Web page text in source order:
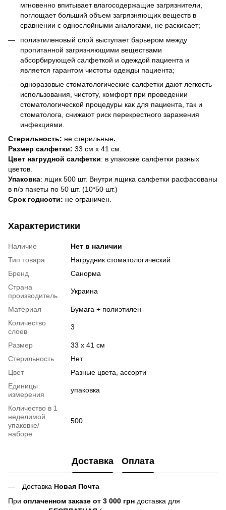
мгновенно впитывает влагосодержащие загрязнители,
поглощает больший объем загрязняющих веществ в
сравнении с однослойными аналогами, не раскисает;
полиэтиленовый слой выступает барьером между
пропитанной загрязняющими веществами
абсорбирующей салфеткой и одеждой пациента и
является гарантом чистоты одежды пациента;
одноразовые стоматологические салфетки дают легкость
использования, чистоту, комфорт при проведении
стоматологической процедуры как для пациента, так и
стоматолога, снижают риск перекрестного заражения
инфекциями.
Стерильность: не стерильные.
Размер салфетки: 33 см х 41 см.
Цвет нагрудной салфетки: в упаковке салфетки разных
цветов.
Упаковка: ящик 500 шт. Внутри ящика салфетки расфасованы
в п/э пакеты по 50 шт. (10*50 шт.)
Срок годности: не ограничен.
Характеристики
Наличие
Нет в наличии
Тип товара
Нагрудник стоматологический
Бренд
Санорма
Страна
производитель
Украина
Материал
Бумага + полиэтилен
Количество
слоев
3
Размер
33 х 41 см
Стерильность
Нет
Цвет
Разные цвета, ассорти
Единицы
измерения
упаковка
Количество в 1
неделимой
упаковке/
наборе
500
Доставка Оплата
Доставка Новая Почта
При оплаченном заказе от 3 000 грн доставка для